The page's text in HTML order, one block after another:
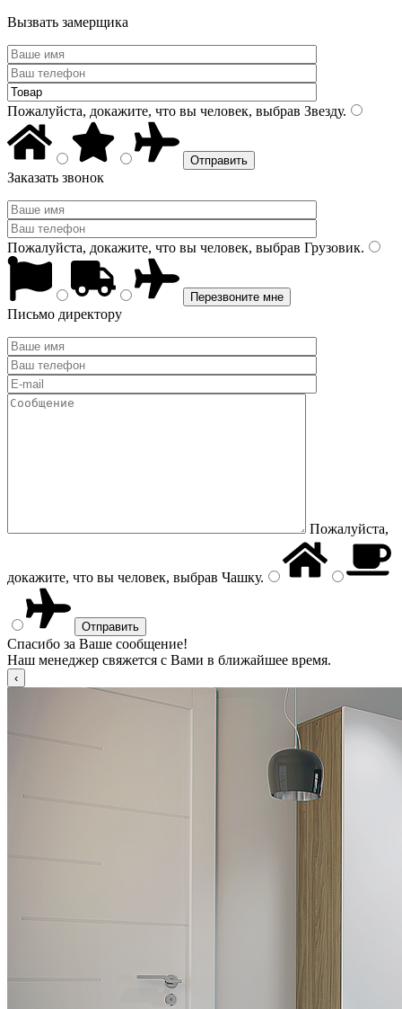
Вызвать замерщика
Пожалуйста, докажите, что вы человек, выбрав Звезду.
Заказать звонок
Пожалуйста, докажите, что вы человек, выбрав Грузовик.
Письмо директору
Пожалуйста,
докажите, что вы человек, выбрав Чашку.
Спасибо за Ваше сообщение!
Наш менеджер свяжется с Вами в ближайшее время.